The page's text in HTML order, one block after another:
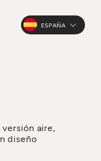
ESPAÑA
aire,
diseño